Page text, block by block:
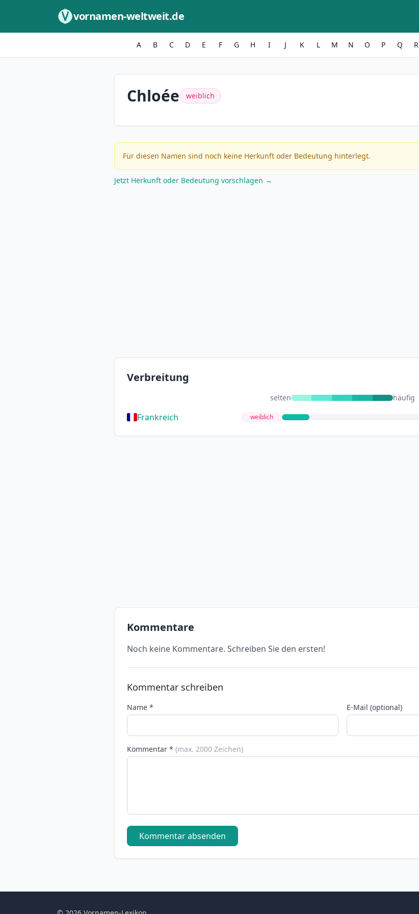
vornamen-weltweit.de
A B C D E F G H I J K L M N O P Q R
Chloée weiblich
Für diesen Namen sind noch keine Herkunft oder Bedeutung hinterlegt.
Jetzt Herkunft oder Bedeutung vorschlagen →
Verbreitung
selten häufig
Frankreich weiblich
Kommentare
Noch keine Kommentare. Schreiben Sie den ersten!
Kommentar schreiben
Name * E-Mail (optional)
Kommentar * (max. 2000 Zeichen)
Kommentar absenden